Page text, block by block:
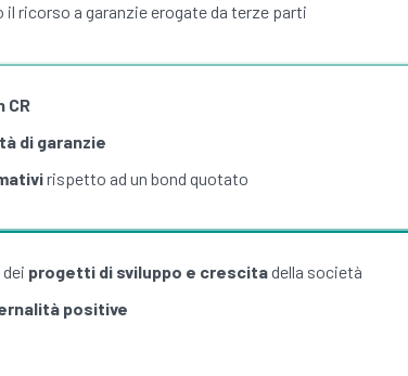
il ricorso a garanzie erogate da terze parti
CR
di garanzie
rispetto ad un bond quotato
progetti di sviluppo e crescitadella società
positive